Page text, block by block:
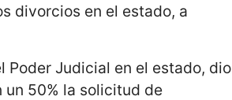
divorcios en el estado, a
Poder Judicial en el estado, dio
un 50% la solicitud de